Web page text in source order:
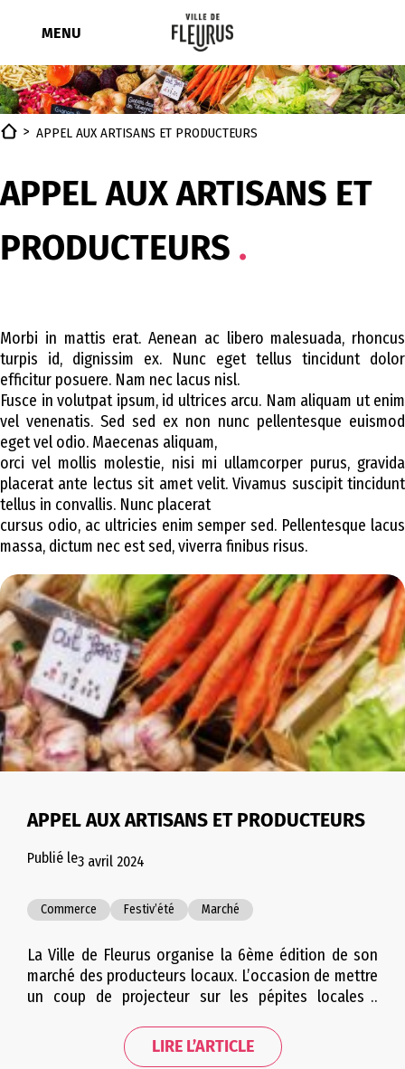
contenuMENU
APPEL AUX ARTISANS ET PRODUCTEURS
APPEL AUX ARTISANS ET
PRODUCTEURS
Morbi in mattis erat. Aenean ac libero malesuada, rhoncus
turpis id, dignissim ex. Nunc eget tellus tincidunt dolor
efficitur posuere. Nam nec lacus nisl.
Fusce in volutpat ipsum, id ultrices arcu. Nam aliquam ut enim
vel venenatis. Sed sed ex non nunc pellentesque euismod
eget vel odio. Maecenas aliquam,
orci vel mollis molestie, nisi mi ullamcorper purus, gravida
placerat ante lectus sit amet velit. Vivamus suscipit tincidunt
tellus in convallis. Nunc placerat
cursus odio, ac ultricies enim semper sed. Pellentesque lacus
massa, dictum nec est sed, viverra finibus risus.
APPEL AUX ARTISANS ET PRODUCTEURS
Publié le3 avril 2024
Commerce Festiv’été Marché
La Ville de Fleurus organise la 6ème édition de son
marché des producteurs locaux. L’occasion de mettre
un coup de projecteur sur les pépites locales !
alimentation plus saine et durable, la Ville de Fleurus
lance un appel aux producteurs et artisans de notre
LIRE L’ARTICLE